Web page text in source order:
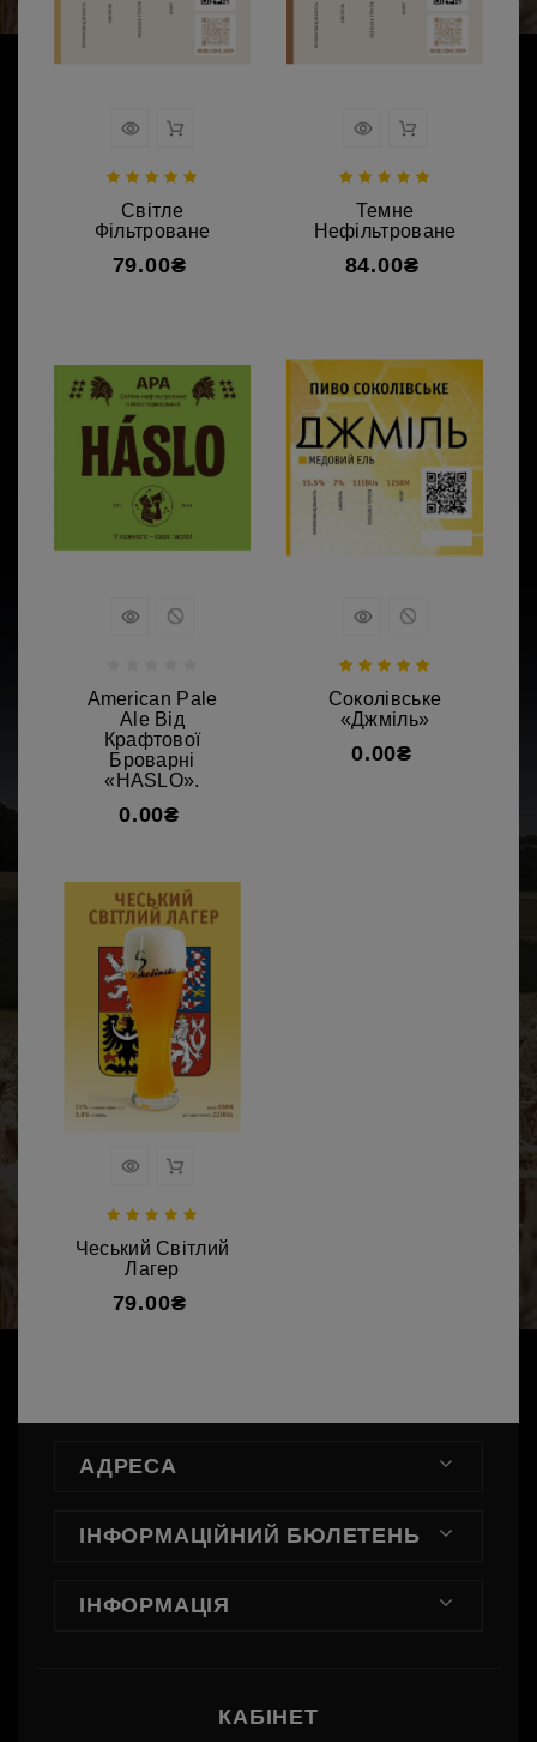
Світле
Фільтроване
79.00₴
Темне
Нефільтроване
84.00₴
American Pale
Ale Від
Крафтової
Броварні
«HASLO».
0.00₴
Соколівське
«Джміль»
0.00₴
Чеський Світлий
Лагер
79.00₴
АДРЕСА
ІНФОРМАЦІЙНИЙ БЮЛЕТЕНЬ
ІНФОРМАЦІЯ
КАБІНЕТ